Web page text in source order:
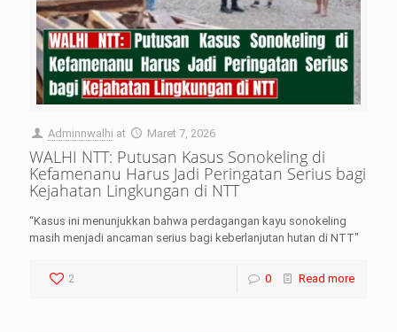
Adminnwalhi at Maret 7, 2026
WALHI NTT: Putusan Kasus Sonokeling di
Kefamenanu Harus Jadi Peringatan Serius bagi
Kejahatan Lingkungan di NTT
“Kasus ini menunjukkan bahwa perdagangan kayu sonokeling
masih menjadi ancaman serius bagi keberlanjutan hutan di NTT"
2 0 Read more